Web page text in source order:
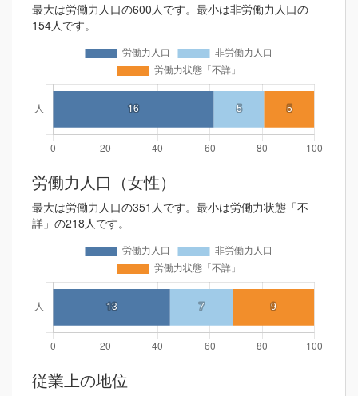
最大は労働力人口の600人です。最小は非労働力人口の
154人です。
労働力人口（女性）
最大は労働力人口の351人です。最小は労働力状態「不
詳」の218人です。
従業上の地位